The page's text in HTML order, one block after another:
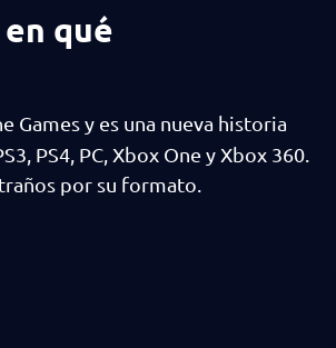
qué
y es una nueva historia
PS4, PC, Xbox One y Xbox 360.
por su formato.